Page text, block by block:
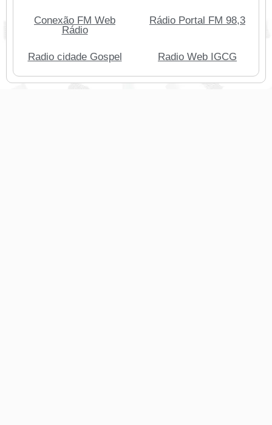
Conexão FM Web
Rádio
Rádio Portal FM 98,3
Radio cidade Gospel Radio Web IGCG